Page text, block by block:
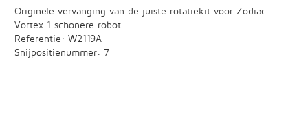
Originele vervanging van de juiste rotatiekit voor Zodiac
Vortex 1 schonere robot.
Referentie: W2119A
Snijpositienummer: 7